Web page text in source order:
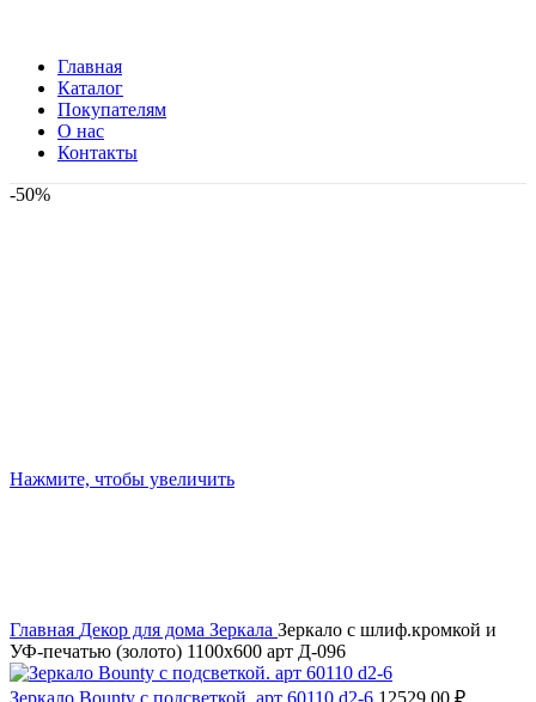
Главная
Каталог
Покупателям
О нас
Контакты
-50%
Нажмите, чтобы увеличить
Главная Декор для дома Зеркала Зеркало с шлиф.кромкой и
УФ-печатью (золото) 1100х600 арт Д-096
Зеркало Bounty с подсветкой. арт 60110 d2-6 12529,00 ₽